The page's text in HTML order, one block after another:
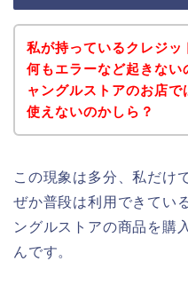
私が持っているクレジッ
何もエラーなど起きない
ャングルストアのお店で
使えないのかしら？
この現象は多分、私だけ
ぜか普段は利用できてい
ングルストアの商品を購
んです。